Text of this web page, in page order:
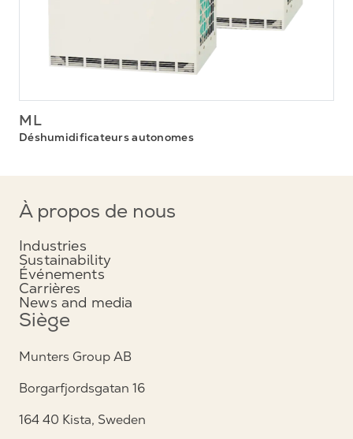
ML
Déshumidificateurs autonomes
À propos de nous
Industries
Sustainability
Événements
Carrières
News and media
Siège
Munters Group AB
Borgarfjordsgatan 16
164 40 Kista, Sweden